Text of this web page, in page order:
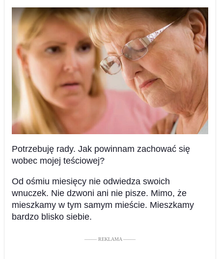
Potrzebuję rady. Jak powinnam zachować się
wobec mojej teściowej?
Od ośmiu miesięcy nie odwiedza swoich
wnuczek. Nie dzwoni ani nie pisze. Mimo, że
mieszkamy w tym samym mieście. Mieszkamy
bardzo blisko siebie.
––––– REKLAMA –––––